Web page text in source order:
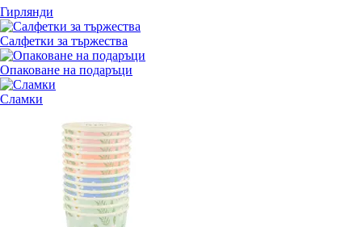
Гирлянди
Салфетки за тържества
Опаковане на подаръци
Сламки